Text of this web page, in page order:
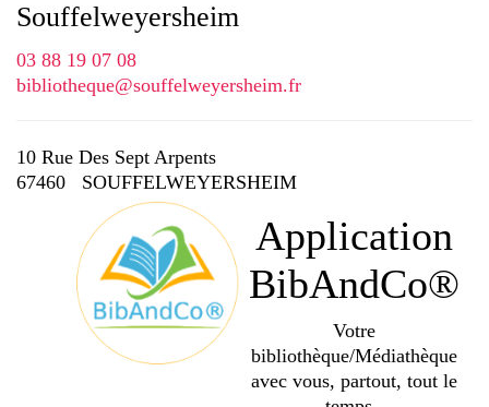
Souffelweyersheim
03 88 19 07 08
bibliotheque@souffelweyersheim.fr
10 Rue Des Sept Arpents
67460 SOUFFELWEYERSHEIM
Application
BibAndCo®
Votre
bibliothèque/Médiathèque
avec vous, partout, tout le